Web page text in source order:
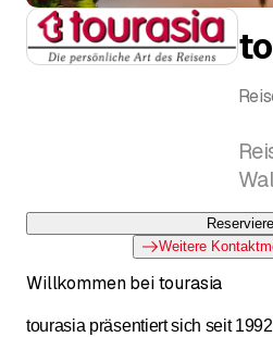
Weitere
Willkommen bei tourasia
tourasia präsentiert sich seit